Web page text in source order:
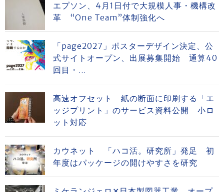
エプソン、4月1日付で大規模人事・機構改
革 “One Team”体制強化へ
「page2027」ポスターデザイン決定、公
式サイトオープン、出展募集開始 通算40
回目・...
高速オフセット 紙の断面に印刷する「エ
ッジプリント」のサービス資料公開 小ロ
ット対応
カウネット 「ハコ活。研究所」発足 初
年度はパッケージの開けやすさを研究